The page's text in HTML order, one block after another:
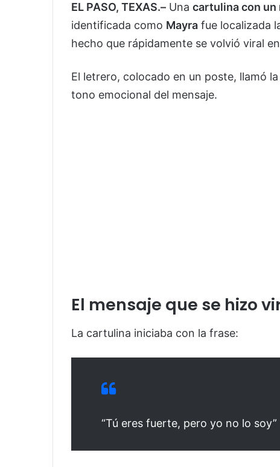
EL PASO, TEXAS.– Una cartulina con un
identificada como Mayra fue localizada
hecho que rápidamente se volvió viral
El letrero, colocado en un poste, llamó
tono emocional del mensaje.
El mensaje que se hizo
La cartulina iniciaba con la frase:
“Tú eres fuerte, pero yo no lo soy”